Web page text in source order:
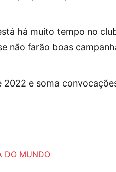
há muito tempo no
não farão boas
2022 e soma
DO MUNDO